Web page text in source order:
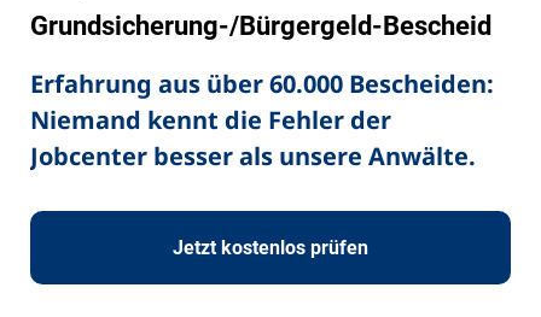
Grundsicherung-/Bürgergeld-Bescheid
Erfahrung aus über 60.000 Bescheiden:
Niemand kennt die Fehler der
Jobcenter besser als unsere Anwälte.
Jetzt kostenlos prüfen